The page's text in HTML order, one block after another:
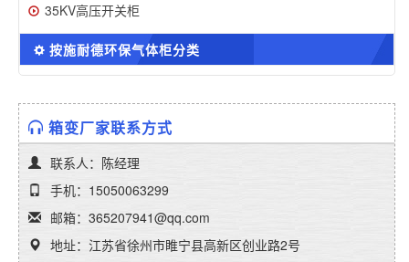
35KV高压开关柜
按施耐德环保气体柜分类
箱变厂家联系方式
联系人：陈经理
手机：15050063299
邮箱：365207941@qq.com
地址：江苏省徐州市睢宁县高新区创业路2号